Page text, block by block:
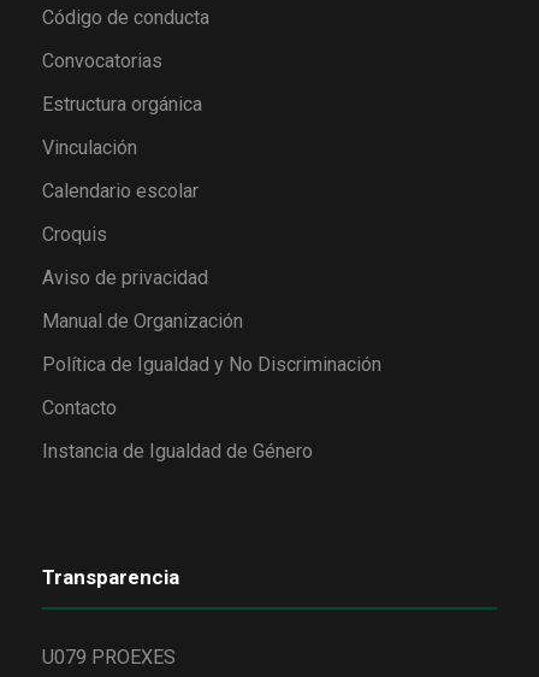
Código de conducta
Convocatorias
Estructura orgánica
Vinculación
Calendario escolar
Croquis
Aviso de privacidad
Manual de Organización
Política de Igualdad y No Discriminación
Contacto
Instancia de Igualdad de Género
Transparencia
U079 PROEXES